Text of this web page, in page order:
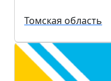
Томская область